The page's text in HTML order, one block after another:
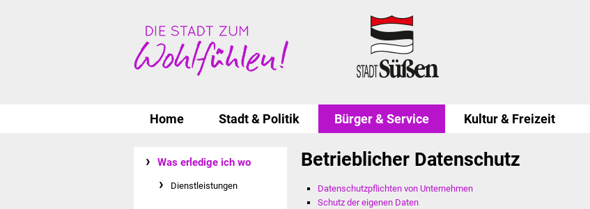
Home Stadt & Politik Bürger & Service Kultur & Freizeit
Was erledige ich wo
Dienstleistungen
Betrieblicher Datenschutz
Datenschutzpflichten von Unternehmen
Schutz der eigenen Daten